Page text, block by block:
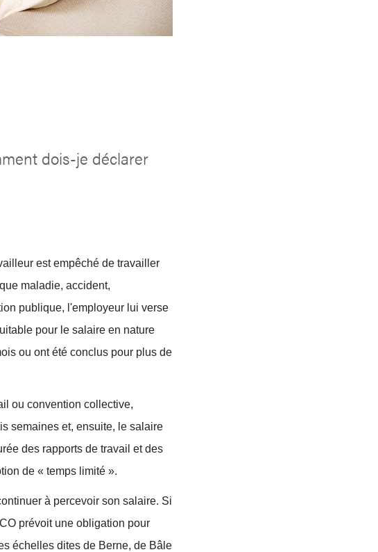
dois-je déclarer
est empêché de travailler
maladie, accident,
publique, l'employeur lui verse
pour le salaire en nature
ou ont été conclus pour plus de
ou convention collective,
semaines et, ensuite, le salaire
des rapports de travail et des
de « temps limité ».
à percevoir son salaire. Si
prévoit une obligation pour
échelles dites de Berne, de Bâle